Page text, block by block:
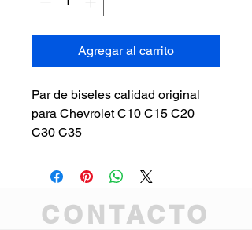
Agregar al carrito
Par de biseles calidad original
para Chevrolet C10 C15 C20
C30 C35
CONTACTO